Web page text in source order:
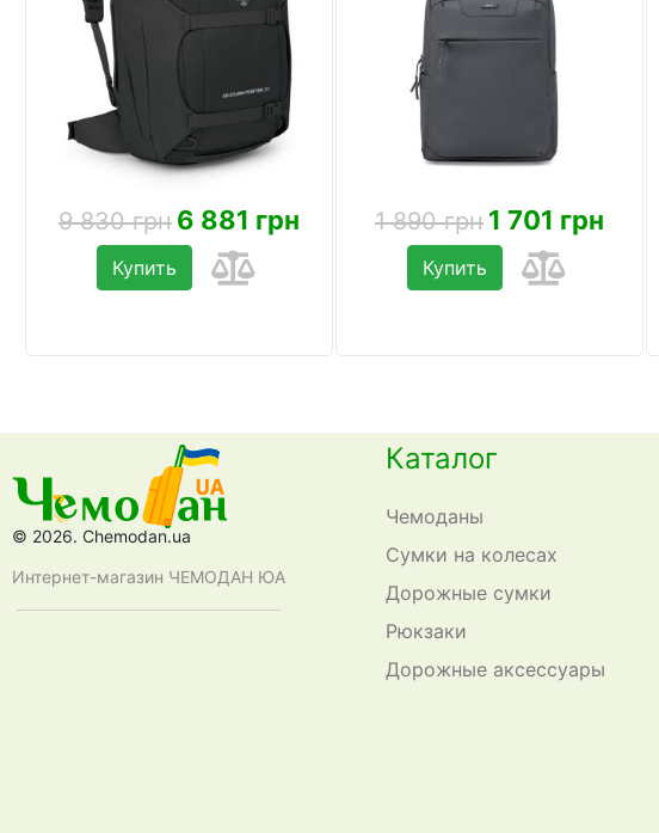
9 830 грн 6 881 грн
Купить
1 890 грн 1 701 грн
Купить
© 2026. Chemodan.ua
Интернет-магазин ЧЕМОДАН ЮА
Каталог
Чемоданы
Сумки на колесах
Дорожные сумки
Рюкзаки
Дорожные аксессуары